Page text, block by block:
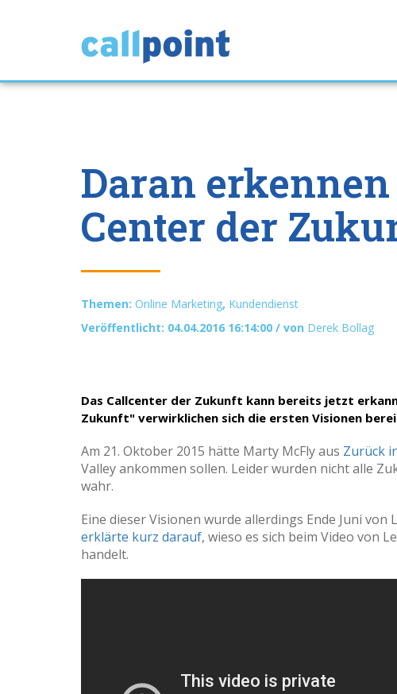
Daran erkennen
Center der
Themen: Online Marketing, Kundendienst
Veröffentlicht: 04.04.2016 16:14:00 / von Derek Bollag
Das Callcenter der Zukunft kann bereits jetzt
Zukunft" verwirklichen sich die ersten Visionen
Am 21. Oktober 2015 hätte Marty McFly aus Zurück
Valley ankommen sollen. Leider wurden nicht alle
wahr.
Eine dieser Visionen wurde allerdings Ende Juni von
erklärte kurz darauf, wieso es sich beim Video von
handelt.